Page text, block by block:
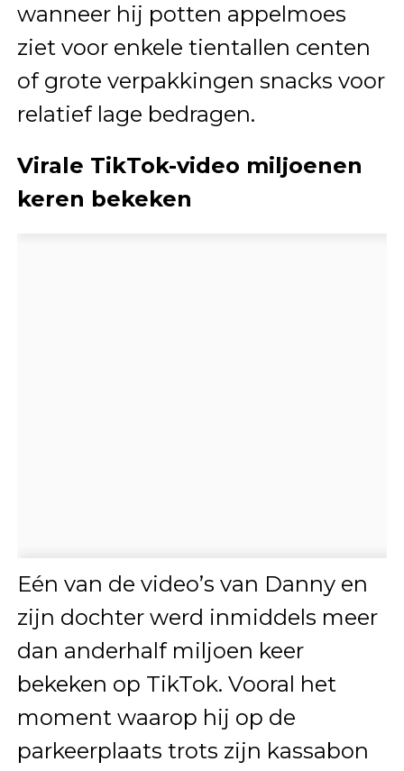
wanneer hij potten appelmoes
ziet voor enkele tientallen centen
of grote verpakkingen snacks voor
relatief lage bedragen.
Virale TikTok-video miljoenen
keren bekeken
Eén van de video’s van Danny en
zijn dochter werd inmiddels meer
dan anderhalf miljoen keer
bekeken op TikTok. Vooral het
moment waarop hij op de
parkeerplaats trots zijn kassabon